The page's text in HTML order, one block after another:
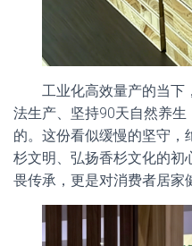
工业化高效量产的当下
法生产、坚持90天自然养
的。这份看似缓慢的坚守，
杉文明、弘扬香杉文化的初
畏传承，更是对消费者居家